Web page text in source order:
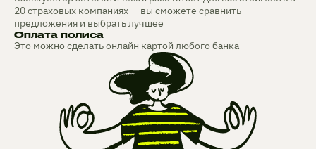
20 страховых компаниях — вы сможете сравнить
предложения и выбрать лучшее
Оплата полиса
Это можно сделать онлайн картой любого банка